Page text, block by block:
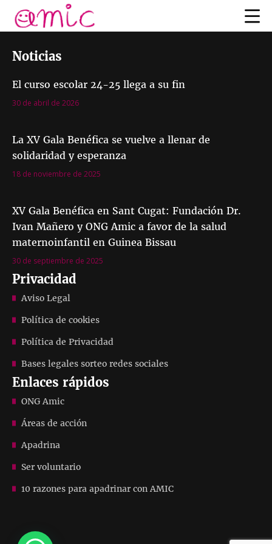
Noticias
El curso escolar 24-25 llega a su fin
30 de abril de 2026
La XV Gala Benéfica se vuelve a llenar de
solidaridad y esperanza
18 de noviembre de 2025
XV Gala Benéfica en Sant Cugat: Fundación Dr.
Ivan Mañero y ONG Amic a favor de la salud
maternoinfantil en Guinea Bissau
30 de septiembre de 2025
Privacidad
Aviso Legal
Política de cookies
Política de Privacidad
Bases legales sorteo redes sociales
Enlaces rápidos
ONG Amic
Áreas de acción
Apadrina
Ser voluntario
10 razones para apadrinar con AMIC